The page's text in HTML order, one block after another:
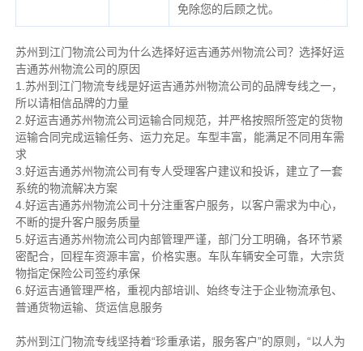
免除您的后顾之忧。
苏州到江门物流公司为什么选择好运吉通苏州物流公司？选择好运
吉通苏州物流公司的原因
1.苏州到江门物流专线是好运吉通苏州物流公司的品牌专线之一，
所以请相信品牌的力量
2.好运吉通苏州物流公司运输合同规范，并严格按照所签定的货物
运输合同完成运输任务、运力充足。车型丰富，能满足不同用车需
求
3.好运吉通苏州物流公司有专人受理客户建议和投诉，建立了一套
系统的物流解决方案
4.好运吉通苏州物流公司十分注重客户服务，以客户需求为中心，
不断的提升客户服务质量
5.好运吉通苏州物流公司内部管理严谨，部门分工明确，各环节紧
密配合，回程车资源丰富，价格实惠。车队车辆安全可靠，大宗货
物指定保险公司签约承保
6.好运吉通管理严格，重视内部培训、始终专注于企业物流承包、
普通货物运输、货运信息服务
苏州到江门物流专线坚持着“珍重承诺，服务客户”的原则，“以人为